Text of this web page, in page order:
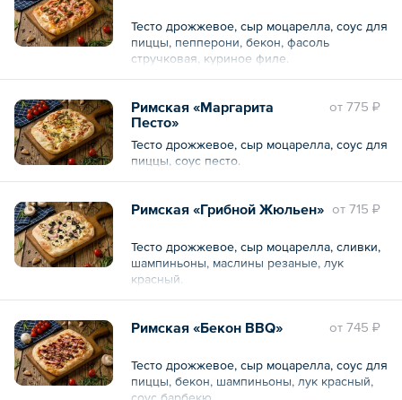
Тесто дрожжевое, сыр моцарелла, соус для
пиццы, пепперони, бекон, фасоль
стручковая, куриное филе.
oт 775 ₽
Римская «Маргарита
Песто»
Тесто дрожжевое, сыр моцарелла, соус для
пиццы, соус песто.
oт 715 ₽
Римская «Грибной Жюльен»
Тесто дрожжевое, сыр моцарелла, сливки,
шампиньоны, маслины резаные, лук
красный.
oт 745 ₽
Римская «Бекон BBQ»
Тесто дрожжевое, сыр моцарелла, соус для
пиццы, бекон, шампиньоны, лук красный,